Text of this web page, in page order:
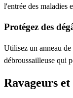
l'entrée des maladies
Protégez des
Utilisez un anneau
débroussailleuse qui
Ravageurs